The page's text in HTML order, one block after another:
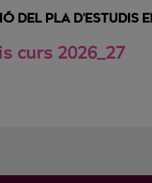
PLA D'ESTUDIS
curs 2026_27